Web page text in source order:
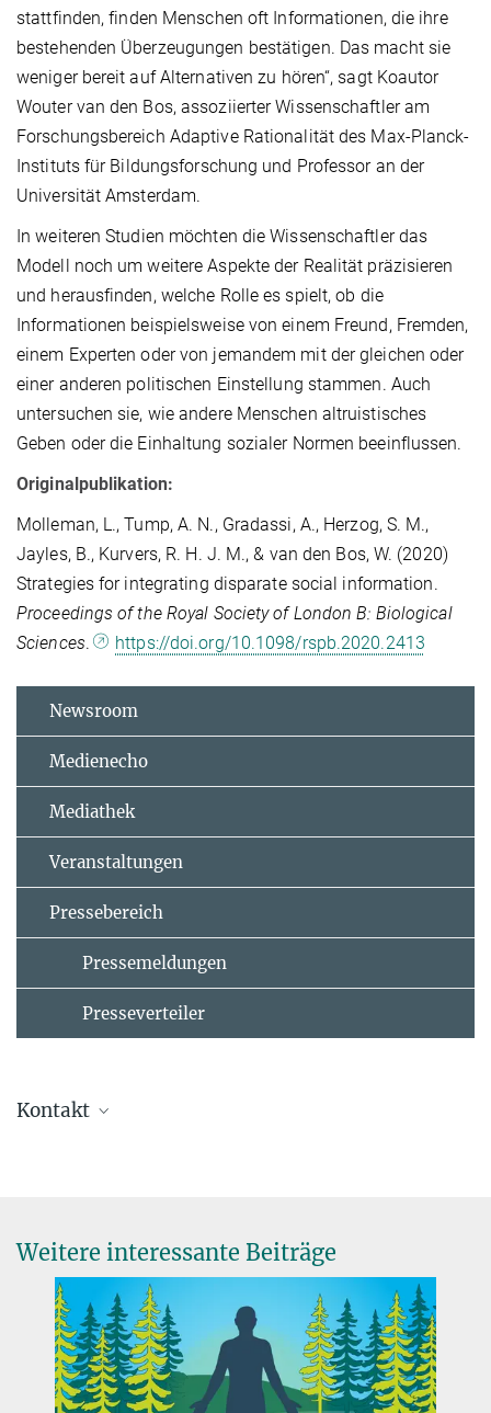
stattfinden, finden Menschen oft Informationen, die ihre
bestehenden Überzeugungen bestätigen. Das macht sie
weniger bereit auf Alternativen zu hören“, sagt Koautor
Wouter van den Bos, assoziierter Wissenschaftler am
Forschungsbereich Adaptive Rationalität des Max-Planck-
Instituts für Bildungsforschung und Professor an der
Universität Amsterdam.
In weiteren Studien möchten die Wissenschaftler das
Modell noch um weitere Aspekte der Realität präzisieren
und herausfinden, welche Rolle es spielt, ob die
Informationen beispielsweise von einem Freund, Fremden,
einem Experten oder von jemandem mit der gleichen oder
einer anderen politischen Einstellung stammen. Auch
untersuchen sie, wie andere Menschen altruistisches
Geben oder die Einhaltung sozialer Normen beeinflussen.
Originalpublikation:
Molleman, L., Tump, A. N., Gradassi, A., Herzog, S. M.,
Jayles, B., Kurvers, R. H. J. M., & van den Bos, W. (2020)
Strategies for integrating disparate social information.
Proceedings of the Royal Society of London B: Biological
Sciences. https://doi.org/10.1098/rspb.2020.2413
Newsroom
Medienecho
Mediathek
Veranstaltungen
Pressebereich
Pressemeldungen
Presseverteiler
Kontakt
Weitere interessante Beiträge